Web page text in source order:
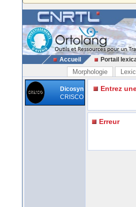
Accueil Portail
Morphologie
Dicosyn
CRISCO
Entrez
Erreur